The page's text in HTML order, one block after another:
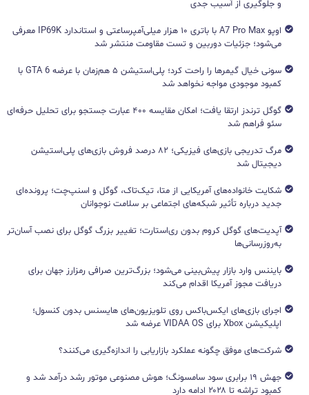
و جلوگیری از آسیب جدی
اوپو A7 Pro Max با باتری ۱۰ هزار میلی‌آمپرساعتی و استاندارد IP69K معرفی
می‌شود؛ جزئیات دوربین و تست مقاومت منتشر شد
سونی خیال گیمرها را راحت کرد؛ پلی‌استیشن ۵ هم‌زمان با عرضه GTA 6 با
کمبود موجودی مواجه نخواهد شد
گوگل ترندز ارتقا یافت؛ امکان مقایسه ۴۰۰ عبارت جستجو برای تحلیل حرفه‌ای
سئو فراهم شد
مرگ تدریجی بازی‌های فیزیکی؛ ۸۲ درصد فروش بازی‌های پلی‌استیشن
دیجیتال شد
شکایت خانواده‌های آمریکایی از متا، تیک‌تاک، گوگل و اسنپ‌چت؛ پرونده‌ای
جدید درباره تأثیر شبکه‌های اجتماعی بر سلامت نوجوانان
آپدیت‌های گوگل کروم بدون ری‌استارت؛ تغییر بزرگ گوگل برای نصب آسان‌تر
به‌روزرسانی‌ها
بایننس وارد بازار پیش‌بینی می‌شود؛ بزرگ‌ترین صرافی رمزارز جهان برای
دریافت مجوز آمریکا اقدام می‌کند
اجرای بازی‌های ایکس‌باکس روی تلویزیون‌های هایسنس بدون کنسول؛
اپلیکیشن Xbox برای VIDAA OS عرضه شد
شرکت‌های موفق چگونه عملکرد بازاریابی را اندازه‌گیری می‌کنند؟
جهش ۱۹ برابری سود سامسونگ؛ هوش مصنوعی موتور رشد درآمد شد و
کمبود تراشه تا ۲۰۲۸ ادامه دارد